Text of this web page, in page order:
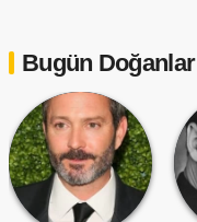
Bugün Doğanlar